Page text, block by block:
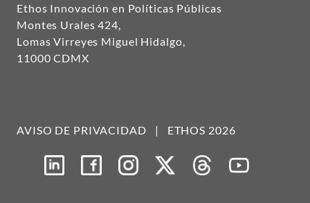
Ethos Innovación en Políticas Públicas
Montes Urales 424,
Lomas Virreyes Miguel Hidalgo,
11000 CDMX
AVISO DE PRIVACIDAD | ETHOS 2026